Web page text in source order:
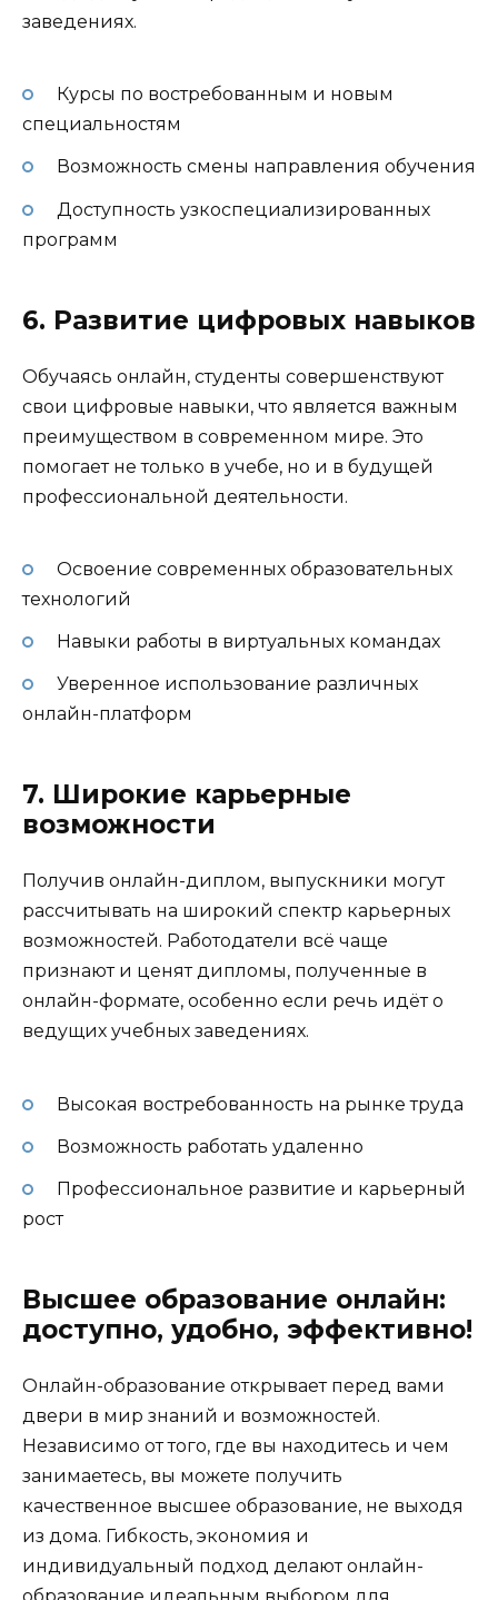
заведениях.
Курсы по востребованным и новым
специальностям
Возможность смены направления обучения
Доступность узкоспециализированных
программ
6. Развитие цифровых навыков
Обучаясь онлайн, студенты совершенствуют
свои цифровые навыки, что является важным
преимуществом в современном мире. Это
помогает не только в учебе, но и в будущей
профессиональной деятельности.
Освоение современных образовательных
технологий
Навыки работы в виртуальных командах
Уверенное использование различных
онлайн-платформ
7. Широкие карьерные
возможности
Получив онлайн-диплом, выпускники могут
рассчитывать на широкий спектр карьерных
возможностей. Работодатели всё чаще
признают и ценят дипломы, полученные в
онлайн-формате, особенно если речь идёт о
ведущих учебных заведениях.
Высокая востребованность на рынке труда
Возможность работать удаленно
Профессиональное развитие и карьерный
рост
Высшее образование онлайн:
доступно, удобно, эффективно!
Онлайн-образование открывает перед вами
двери в мир знаний и возможностей.
Независимо от того, где вы находитесь и чем
занимаетесь, вы можете получить
качественное высшее образование, не выходя
из дома. Гибкость, экономия и
индивидуальный подход делают онлайн-